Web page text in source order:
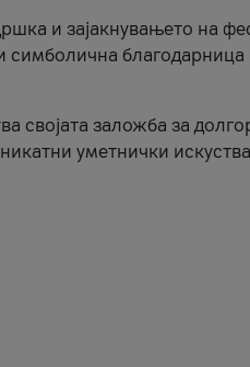
и зајакнувањето на
симболична
својата заложба за
уметнички